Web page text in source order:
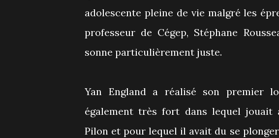
adolescente pleine de vie malgré les
professeur de Cégep, Stéphane
sonne particulièrement juste.
Yan England a réalisé son premier
également très fort dans lequel
Pilon et pour lequel il avait du se